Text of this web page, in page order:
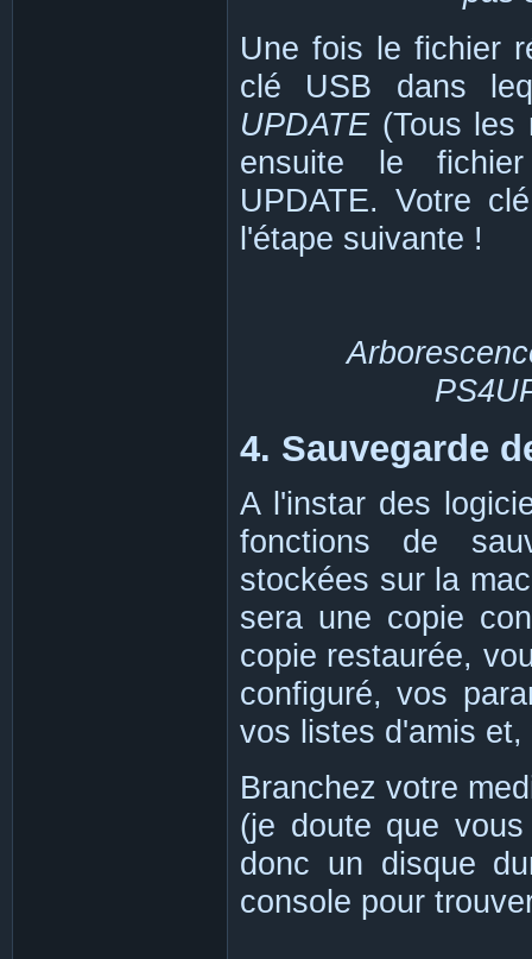
Une fois le fichier
clé USB dans
UPDATE(Tous les
ensuite le
UPDATE. Votre
l'étape suivante !
4. Sauvegarde
A l'instar des
fonctions de
stockées sur la
sera une copie
copie restaurée,
configuré, vos
vos listes d'amis
Branchez votre
(je doute que
donc un disque
console pour